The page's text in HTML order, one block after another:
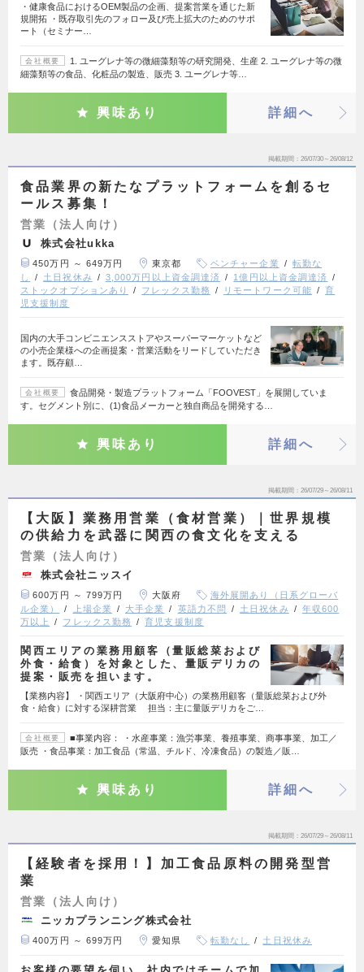
・健康食品におけるOEM製品の企画、提案営業を通じた新
規開拓 ・既存取引先のフォロー及び売上拡大のためのサポ
ート（セミナー…
会社概要
1. ユーグレナ等の微細藻類等の研究開発、生産 2. ユーグレナ等の微
細藻類等の食品、化粧品の製造、販売 3. ユーグレナ等…
興味あり 詳細へ
掲載期間 26/07/30～26/08/12
食品業界の新たなプラットフォームを創るセ
ールス募集！
営業（法人向け）
株式会社ukka
450万円 ～ 649万円 東京都 ベンチャー企業
転勤な
し
土日祝休み 3,000万円以上資金調達済
1億円以上資金調達済
ストックオプションあり
フレックス勤務 リモートワーク可能
育
児支援制度
国内の大手コンビニエンスストアやスーパーマーケットなど
の小売企業様への企画提案・営業活動をリードしていただき
ます。既存顧…
会社概要
食品開発・製造プラットフォーム「FOOVEST」を展開していま
す。セグメント別に、(1)食品メーカーと独自商品を開発する…
興味あり 詳細へ
掲載期間 26/07/29～26/08/11
【大阪】業務用営業（食材営業）｜世界規模
の供給力を武器に関西の食文化を支える
営業（法人向け）
株式会社ニッスイ
600万円 ～ 799万円 大阪府
海外展開あり（日系グローバ
ル企業）
上場企業 大手企業 英語力不問 土日祝休み
年収600
万以上
フレックス勤務 育児支援制度
関西エリアの業務用顧客（量販総菜および
外食・給食）を対象とした、量販デリカの
提案・販売を担います。
【業務内容】 ・関西エリア（大阪府中心）の業務用顧客（量販総菜および外
食・給食）に対する深耕営業 担当：主に量販デリカをご…
会社概要
■事業内容： ・水産事業：漁労事業、養殖事業、商事事業、加工／
販売 ・食品事業：加工食品（常温、チルド、冷凍食品）の製造／販…
興味あり 詳細へ
掲載期間 26/07/29～26/08/11
【経験者を採用！】加工食品原料の開発型営
業
営業（法人向け）
ニッカプランニング株式会社
400万円 ～ 699万円 愛知県 転勤なし 土日祝休み